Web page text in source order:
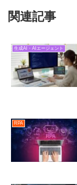
関連記事
生成AI・AIエージェント
RPA